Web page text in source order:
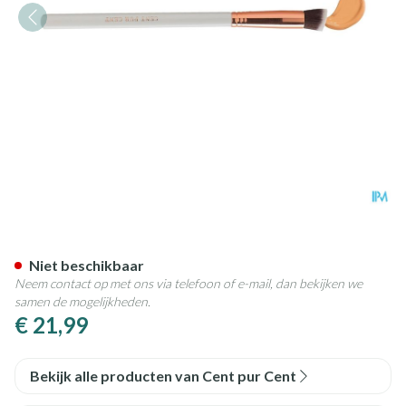
€ 21,99
Niet beschikbaar
Neem contact op met ons via telefoon of e-mail, dan bekijken we
samen de mogelijkheden.
Bekijk alle producten van Cent pur Cent